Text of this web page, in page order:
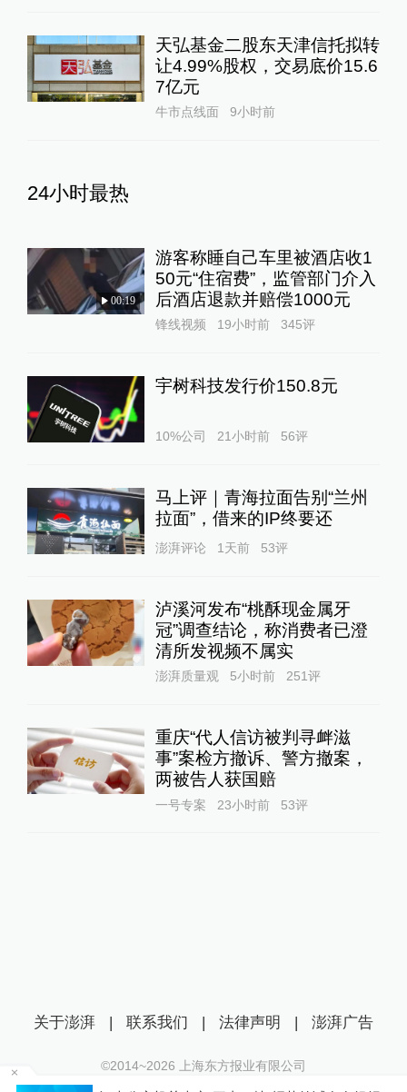
天弘基金二股东天津信托拟转
让4.99%股权，交易底价15.6
7亿元
牛市点线面 9小时前
24小时最热
00:19
游客称睡自己车里被酒店收1
50元“住宿费”，监管部门介入
后酒店退款并赔偿1000元
锋线视频 19小时前 345评
宇树科技发行价150.8元
10%公司 21小时前 56评
马上评｜青海拉面告别“兰州
拉面”，借来的IP终要还
澎湃评论 1天前 53评
泸溪河发布“桃酥现金属牙
冠”调查结论，称消费者已澄
清所发视频不属实
澎湃质量观 5小时前 251评
重庆“代人信访被判寻衅滋
事”案检方撤诉、警方撤案，
两被告人获国赔
一号专案 23小时前 53评
关于澎湃 | 联系我们 | 法律声明 | 澎湃广告
©2014~2026 上海东方报业有限公司
沪ICP证：沪B2-20170116 | 沪ICP备14003370号